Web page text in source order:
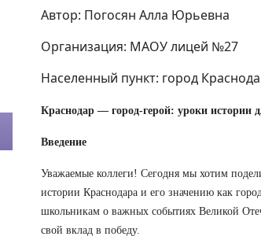
Автор: Погосян Алла Юрьевна
Организация: МАОУ лицей №27
Населенный пункт: город
Краснодар — город-герой: уроки истории
Введение
Уважаемые коллеги! Сегодня мы хотим
истории Краснодара и его значению как
школьникам о важных событиях Великой
свой вклад в победу.